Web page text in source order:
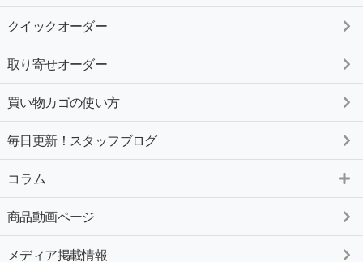
クイックオーダー
取り寄せオーダー
買い物カゴの使い方
毎日更新！スタッフブログ
コラム
商品動画ページ
メディア掲載情報